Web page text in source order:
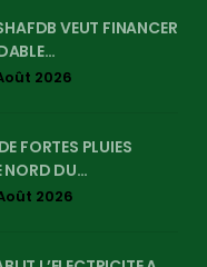
VEUT FINANCER
2026
FORTES PLUIES
NORD DU…
2026